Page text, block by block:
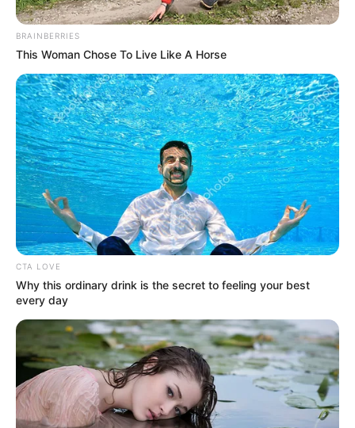
ક્રિકેટ સટ્ટા બેટિંગના નેટવર્ક પર પોલીસ દ્વારા ચાંપતી
નજર રાખવામાં આવી રહી છે. જ્યારે આજે આવી જ
એક બાબત પંચમહાલના ગોધરાના ભુરાવાવથી સામે
આવી છે. જેમાં ક્રિકેટ સટ્ટા બેટિંગના નેટવર્ક પર સ્ટેટ
મોનિટરિંગ સેલ દ્વારા દરોડા પાડી ત્રણ બુકીઓની
ધરપકડ કરવામાં આવી હોવાનું સામે આવ્યું છે. તેની સાથે
આ ત્રણ બુકીઓ પાસેથી 23 મોબાઈલ ફોન, 1 લેપટોપ
સહિત 4.62 લાખ રૂપિયા મુદ્દામાલ જપ્ત કરી આગળની
કાર્યવાહી હાથ ધરવામાં આવી છે.
BRAINBERRIES
This Woman Chose To Live Like A Horse
CTA LOVE
Why this ordinary drink is the secret to feeling your best
every day